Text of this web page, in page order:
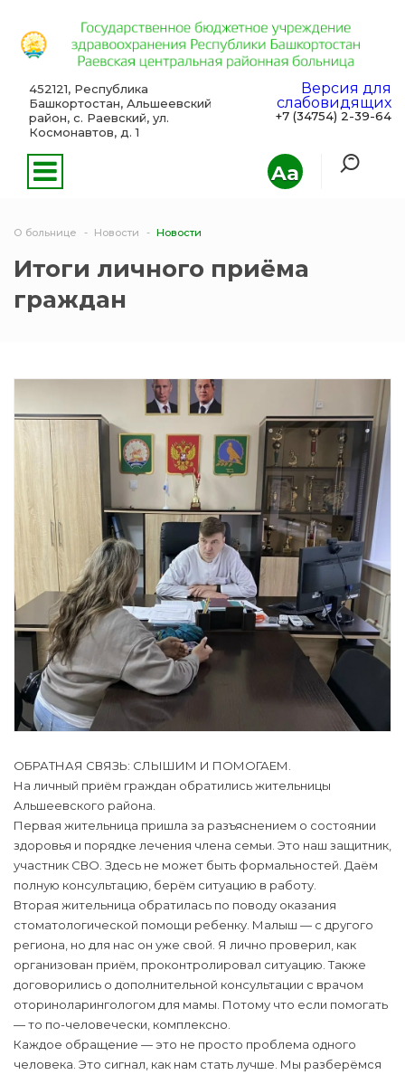
Aa
452121, Республика
Башкортостан, Альшеевский
район, с. Раевский, ул.
Космонавтов, д. 1
Версия для
слабовидящих
+7 (34754) 2-39-64
О больнице Новости Новости
Итоги личного приёма
граждан
ОБРАТНАЯ СВЯЗЬ: СЛЫШИМ И ПОМОГАЕМ.
На личный приём граждан обратились жительницы
Альшеевского района.
Первая жительница пришла за разъяснением о состоянии
здоровья и порядке лечения члена семьи. Это наш защитник,
участник СВО. Здесь не может быть формальностей. Даём
полную консультацию, берём ситуацию в работу.
Вторая жительница обратилась по поводу оказания
стоматологической помощи ребенку. Малыш — с другого
региона, но для нас он уже свой. Я лично проверил, как
организован приём, проконтролировал ситуацию. Также
договорились о дополнительной консультации с врачом
оториноларингологом для мамы. Потому что если помогать
— то по-человечески, комплексно.
Каждое обращение — это не просто проблема одного
человека. Это сигнал, как нам стать лучше. Мы разберёмся